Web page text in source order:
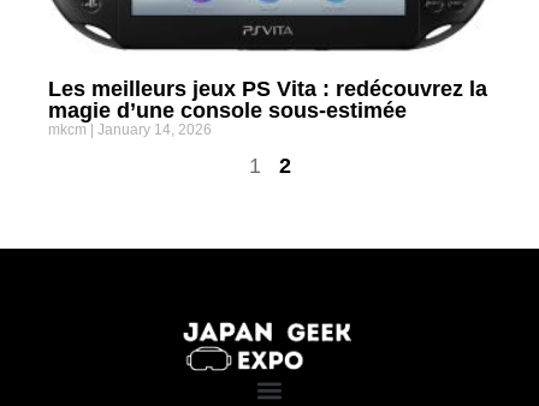
Les meilleurs jeux PS Vita : redécouvrez la
magie d’une console sous-estimée
mkcm January 14, 2026
1 2